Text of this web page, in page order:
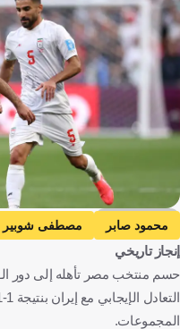
Getty Images
محمود صابر مصطفى شوبير
مصر
كأس العالم
مصر إيران
إنجاز تاريخي
المجموعات.